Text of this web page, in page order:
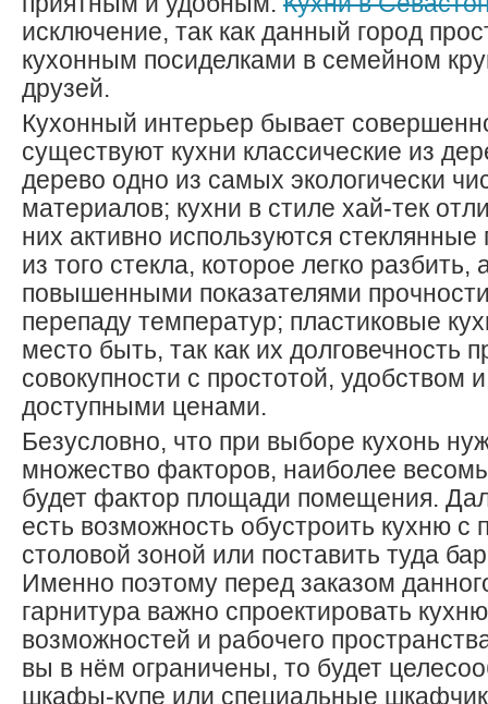
исключение, так как данный город
кухонным посиделками в семейном
друзей.
Кухонный интерьер бывает
существуют кухни классические из
дерево одно из самых экологически
материалов; кухни в стиле хай-тек
них активно используются
из того стекла, которое легко разбить,
повышенными показателями
перепаду температур; пластиковые
место быть, так как их долговечность
совокупности с простотой, удобством
доступными ценами.
Безусловно, что при выборе кухонь
множество факторов, наиболее
будет фактор площади помещения.
есть возможность обустроить кухню с
столовой зоной или поставить туда
Именно поэтому перед заказом
гарнитура важно спроектировать
возможностей и рабочего
вы в нём ограничены, то будет
шкафы-купе или специальные